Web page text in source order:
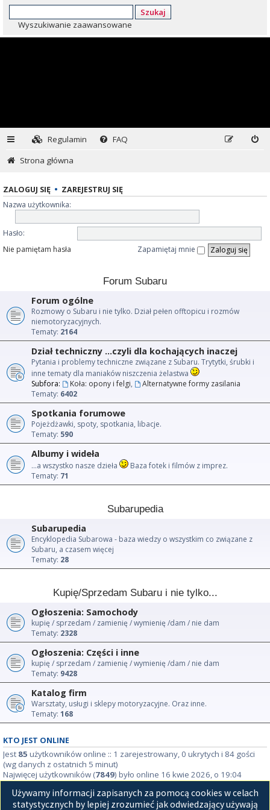
Szukaj
Wyszukiwanie zaawansowane
Regulamin
FAQ
Strona główna
ZALOGUJ SIĘ • ZAREJESTRUJ SIĘ
Nazwa użytkownika:
Hasło:
Nie pamiętam hasła
Zapamiętaj mnie
Forum Subaru
Forum ogólne
Rozmowy o Subaru i nie tylko. Dział pełen offtopicu i rozmów
niemotoryzacyjnych.
Tematy: 2164
Dział techniczny ...czyli dla kochających inaczej
Pytania i problemy techniczne związane z Subaru. Trytytki, śrubki i
inne tematy dla maniaków niszczenia żelastwa
Subfora:
Koła: opony i felgi,
Alternatywne formy zasilania
Tematy: 6402
Spotkania forumowe
Pojeżdżawki, spoty, spotkania, libacje.
Tematy: 590
Albumy i wideła
...a wszystko nasze dzieła
Baza fotek i filmów z imprez.
Tematy: 71
Subarupedia
Subarupedia
Encyklopedia Subarowa - baza wiedzy o wszystkim co związane z
Subaru, a czasem więcej
Tematy: 28
Kupię/Sprzedam Subaru i nie tylko...
Ogłoszenia: Samochody
kupię / sprzedam / zamienię / wymienię /dam / nie dam
Tematy: 2328
Ogłoszenia: Części i inne
kupię / sprzedam / zamienię / wymienię /dam / nie dam
Tematy: 9428
Katalog firm
Warsztaty, usługi i sklepy motoryzacyjne. Oraz inne.
Tematy: 168
KTO JEST ONLINE
Jest 85 użytkowników online :: 1 zarejestrowany, 0 ukrytych i 84 gości
(wg danych z ostatnich 5 minut)
Najwięcej użytkowników (7849) było online 16 kwie 2026, o 19:04
STATYSTYKI
Używamy informacji zapisanych za pomocą cookies w celach
statystycznych by lepiej zrozumieć jak odwiedzający używają